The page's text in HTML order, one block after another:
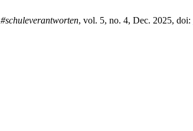
#schuleverantworten, vol. 5, no. 4, Dec. 2025, doi: